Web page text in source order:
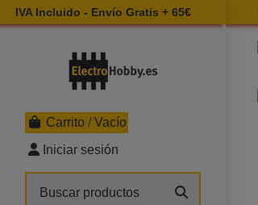
IVA Incluido - Envío Gratis + 65€
Carrito /Vacío
Iniciar sesión